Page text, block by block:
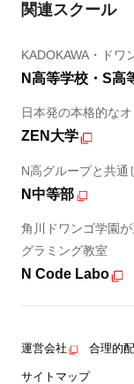
関連スクール
KADOKAWA・ドワ
N高等学校・S高
日本発の本格的な
ZEN大学
N高グループと共通
N中等部
角川ドワンゴ学園
グラミング教室
N Code Labo
運営会社 合理的
サイトマップ